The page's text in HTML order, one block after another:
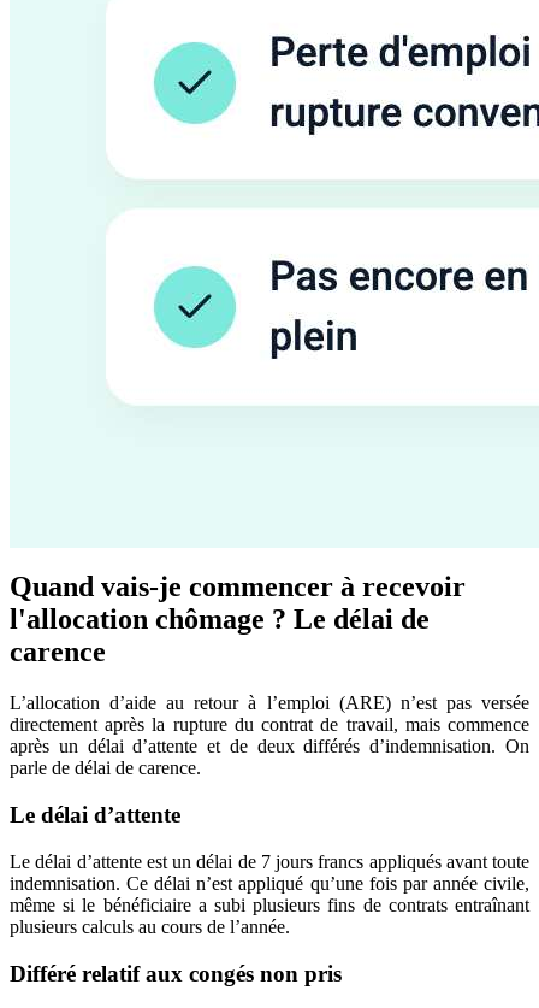
Quand vais-je commencer à recevoir
l'allocation chômage ? Le délai de
carence
L’allocation d’aide au retour à l’emploi (ARE) n’est pas versée
directement après la rupture du contrat de travail, mais commence
après un délai d’attente et de deux différés d’indemnisation. On
parle de délai de carence.
Le délai d’attente
Le délai d’attente est un délai de 7 jours francs appliqués avant toute
indemnisation. Ce délai n’est appliqué qu’une fois par année civile,
même si le bénéficiaire a subi plusieurs fins de contrats entraînant
plusieurs calculs au cours de l’année.
Différé relatif aux congés non pris